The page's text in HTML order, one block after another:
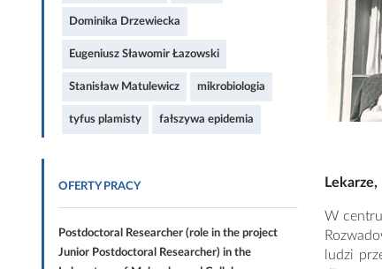
Dominika Drzewiecka
Eugeniusz Sławomir Łazowski
Stanisław Matulewicz mikrobiologia
tyfus plamisty fałszywa epidemia
OFERTY PRACY
Postdoctoral Researcher (role in the project
Junior Postdoctoral Researcher) in the
W
ludzi